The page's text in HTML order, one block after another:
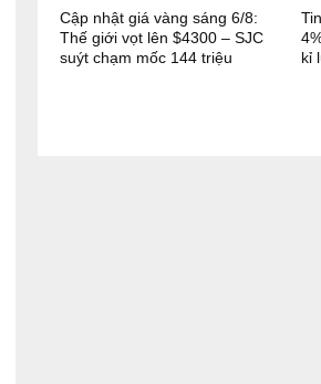
Cập nhật giá vàng sáng 6/8:
Thế giới vọt lên $4300 – SJC
suýt chạm mốc 144 triệu
kỉ